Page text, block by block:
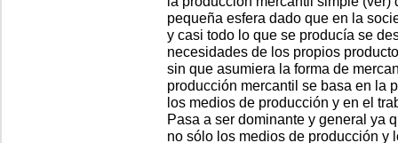
pequeña esfera dado que en la
y casi todo lo que se producía se
necesidades de los propios
sin que asumiera la forma de
producción mercantil se basa en la
los medios de producción y en el
Pasa a ser dominante y general ya
no sólo los medios de producción y